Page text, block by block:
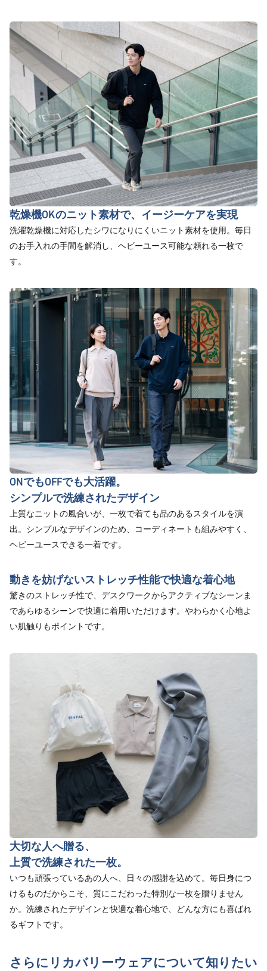
乾燥機OKのニット素材で、イージーケアを実現
洗濯乾燥機に対応したシワになりにくいニット素材を使用。毎日
のお手入れの手間を解消し、ヘビーユース可能な頼れる一枚で
す。
ONでもOFFでも大活躍。
シンプルで洗練されたデザイン
上質なニットの風合いが、一枚で着ても品のあるスタイルを演
出。シンプルなデザインのため、コーディネートも組みやすく、
ヘビーユースできる一着です。
動きを妨げないストレッチ性能で快適な着心地
驚きのストレッチ性で、デスクワークからアクティブなシーンま
であらゆるシーンで快適に着用いただけます。やわらかく心地よ
い肌触りもポイントです。
大切な人へ贈る、
上質で洗練された一枚。
いつも頑張っているあの人へ、日々の感謝を込めて。毎日身につ
けるものだからこそ、質にこだわった特別な一枚を贈りません
か。洗練されたデザインと快適な着心地で、どんな方にも喜ばれ
るギフトです。
さらにリカバリーウェアについて知りたい